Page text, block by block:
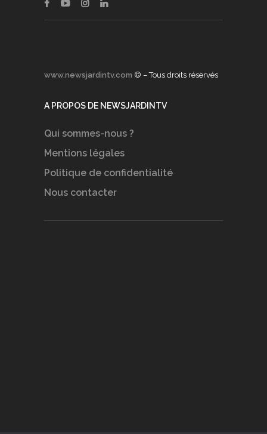
www.newsjardintv.com © – Tous droits réservés
A PROPOS DE NEWSJARDINTV
Qui sommes-nous ?
Mentions légales
Politique de confidentialité
Nous contacter